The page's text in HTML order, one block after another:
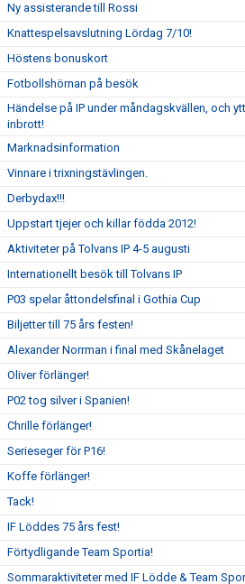
Ny assisterande till Rossi
Knattespelsavslutning Lördag 7/10!
Höstens bonuskort
Fotbollshörnan på besök
Händelse på IP under måndagskvällen, och
inbrott!
Marknadsinformation
Vinnare i trixningstävlingen.
Derbydax!!!
Uppstart tjejer och killar födda 2012!
Aktiviteter på Tolvans IP 4-5 augusti
Internationellt besök till Tolvans IP
P03 spelar åttondelsfinal i Gothia Cup
Biljetter till 75 års festen!
Alexander Norrman i final med Skånelaget
Oliver förlänger!
P02 tog silver i Spanien!
Chrille förlänger!
Serieseger för P16!
Koffe förlänger!
Tack!
IF Löddes 75 års fest!
Förtydligande Team Sportia!
Sommaraktiviteter med IF Lödde & Team